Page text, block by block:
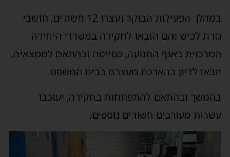
במהלך הפעילות הבוקר נעצרו 12 חשודים, תושבי
גזרת לכיש והם הובאו לחקירה במשרדי היחידה
המרכזית באגף התנועה, בסיומה ובהתאם לממצאיה,
יובאו לדיון בהארכת מעצרם בבית המשפט.
בהמשך ובהתאם להתפתחות בחקירה, יעוכבו
עשרות מעורבים חשודים נוספים.